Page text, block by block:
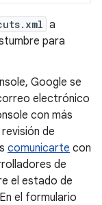
a
para
Google se
electrónico
con más
de
comunicarte con
de
el estado de
el formulario